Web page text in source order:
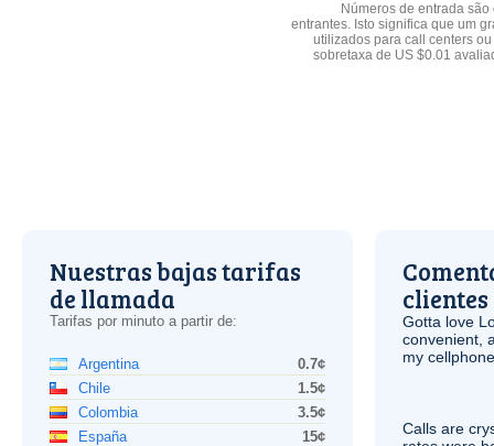
Números de entrada
entrantes. Isto significa que um
utilizados para call centers
sobretaxa de US $0.01
Nuestras bajas tarifas
de llamada
Tarifas por minuto a partir de:
Argentina
0.7¢
Chile
1.5¢
Colombia
3.5¢
España
15¢
clientes
Gotta love
convenient,
my
Calls are